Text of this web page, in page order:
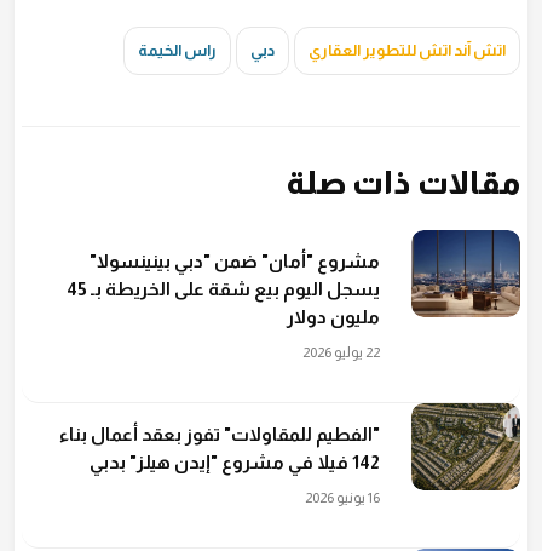
اتش آند اتش للتطوير العقاري دبي راس الخيمة
مقالات ذات صلة
مشروع "أمان" ضمن "دبي بينينسولا"
يسجل اليوم بيع شقة على الخريطة بـ 45
مليون دولار
22 يوليو 2026
"الفطيم للمقاولات" تفوز بعقد أعمال بناء
142 فيلا في مشروع "إيدن هيلز" بدبي
16 يونيو 2026